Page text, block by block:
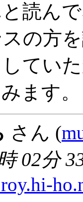
読ん
の方
てい
ます。
さん (
02分